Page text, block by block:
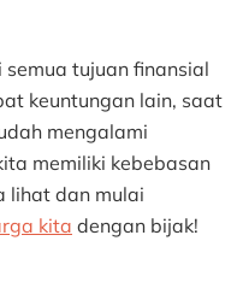
tujuan finansial
keuntungan lain, saat
mengalami
memiliki kebebasan
lihat dan mulai
kita dengan bijak!